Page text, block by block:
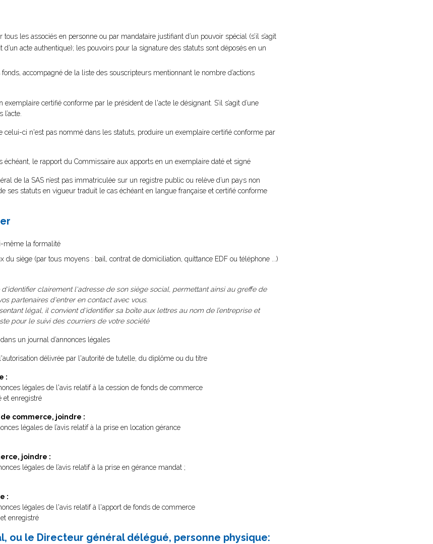
les associés en personne ou par mandataire justifiant d’un pouvoir spécial (s’il s’agit
d’un acte authentique); les pouvoirs pour la signature des statuts sont déposés en un
accompagné de la liste des souscripteurs mentionnant le nombre d’actions
certifié conforme par le président de l'acte le désignant. S’il s’agit d’une
ci n'est pas nommé dans les statuts, produire un exemplaire certifié conforme par
échéant, le rapport du Commissaire aux apports en un exemplaire daté et signé
de la SAS n’est pas immatriculée sur un registre public ou relève d’un pays non
ses statuts en vigueur traduit le cas échéant en langue française et certifié conforme
même la formalité
du siège (par tous moyens : bail, contrat de domiciliation, quittance EDF ou téléphone ...)
clairement l'adresse de son siège social, permettant ainsi au greffe de
partenaires d'entrer en contact avec vous.
légal, il convient d'identifier sa boîte aux lettres au nom de l’entreprise et
pour le suivi des courriers de votre société
un journal d’annonces légales
délivrée par l'autorité de tutelle, du diplôme ou du titre
:
légales de l'avis relatif à la cession de fonds de commerce
et enregistré
commerce, joindre :
légales de l’avis relatif à la prise en location gérance
joindre :
légales de l’avis relatif à la prise en gérance mandat ;
:
légales de l'avis relatif à l'apport de fonds de commerce
enregistré
ou le Directeur général délégué, personne physique: